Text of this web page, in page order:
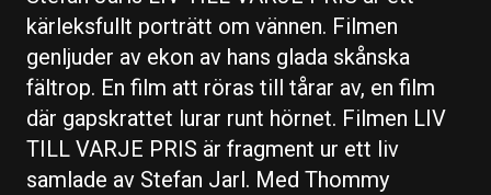
kärleksfullt porträtt om vännen. Filmen
genljuder av ekon av hans glada skånska
fältrop. En film att röras till tårar av, en film
där gapskrattet lurar runt hörnet. Filmen LIV
TILL VARJE PRIS är fragment ur ett liv
samlade av Stefan Jarl. Med Thommy